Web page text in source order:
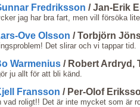
Fredriksson / Jan-Erik
jag har bra fart, men vill försöka
Ove Olsson / Torbjörn
Det slirar och vi tappar tid.
Warmenius / Robert Ardryd,
ju allt för att bli känd.
Fransson / Per-Olof
vad roligt!! Det är inte mycket som är